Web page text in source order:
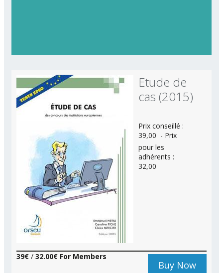
Etude de
cas (2015)
Prix conseillé :
39,00  - Prix
pour les
adhérents :
32,00 
39€ / 32.00€ For Members
Buy Now